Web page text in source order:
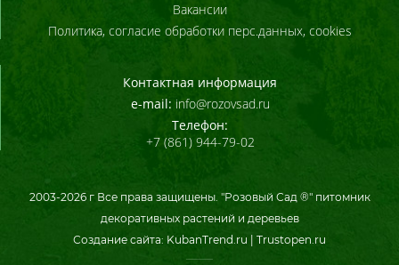
Вакансии
Политика, согласие обработки перс.данных, cookies
Контактная информация
e-mail: info@rozovsad.ru
Телефон:
+7 (861) 944-79-02
2003-2026г Все права защищены. "Розовый Сад ®" питомник
декоративных растений и деревьев
Создание сайта: KubanTrend.ru Trustopen.ru